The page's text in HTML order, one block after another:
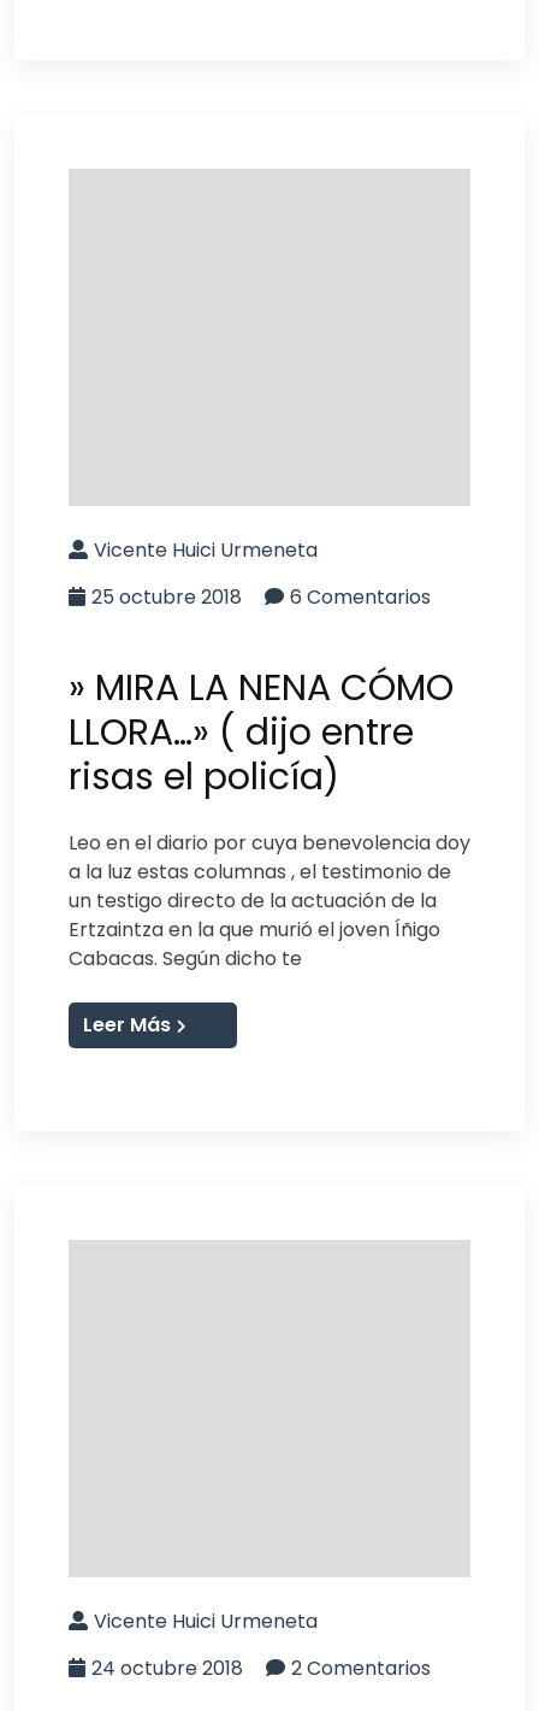
Vicente Huici Urmeneta
25 octubre 2018
6 Comentarios
» MIRA LA NENA CÓMO
LLORA…» ( dijo entre
risas el policía)
Leo en el diario por cuya benevolencia doy
a la luz estas columnas , el testimonio de
un testigo directo de la actuación de la
Ertzaintza en la que murió el joven Íñigo
Cabacas. Según dicho te
Leer Más
Vicente Huici Urmeneta
24 octubre 2018
2 Comentarios